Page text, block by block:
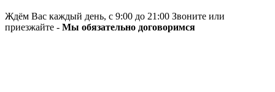
Ждём Вас каждый день, с 9:00 до 21:00 Звоните или
приезжайте - Мы обязательно договоримся